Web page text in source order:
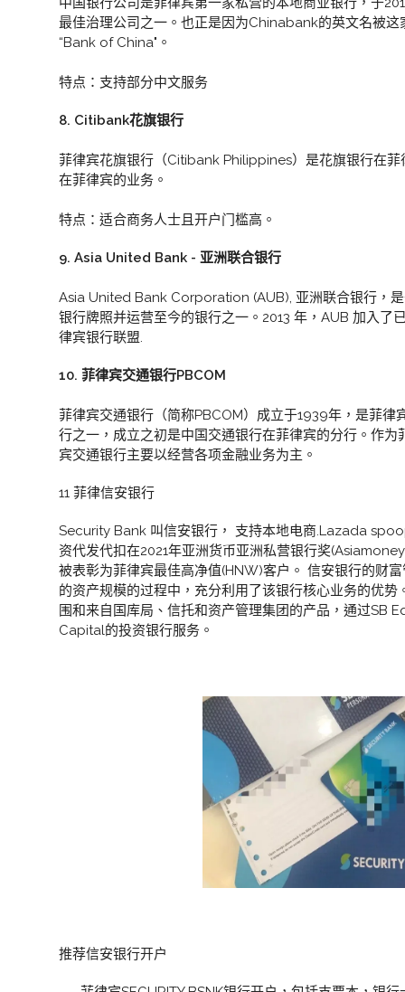
最佳治理公司之一。也正是因为Chinabank的英文名被
“Bank of China"。
特点：支持部分中文服务
8. Citibank花旗银行
菲律宾花旗银行（Citibank Philippines）是花旗银行在
在菲律宾的业务。
特点：适合商务人士且开户门槛高。
9. Asia United Bank - 亚洲联合银行
Asia United Bank Corporation (AUB), 亚洲联合银行，
银行牌照并运营至今的银行之一。2013 年，AUB 加入了
律宾银行联盟.
10. 菲律宾交通银行PBCOM
菲律宾交通银行（简称PBCOM）成立于1939年，是菲律
行之一，成立之初是中国交通银行在菲律宾的分行。作
宾交通银行主要以经营各项金融业务为主。
11 菲律信安银行
Security Bank 叫信安银行， 支持本地电商.Lazada
资代发代扣在2021年亚洲货币亚洲私营银行奖
被表彰为菲律宾最佳高净值(HNW)客户。 信安银行的财
的资产规模的过程中，充分利用了该银行核心业务的优
围和来自国库局、信托和资产管理集团的产品，通过SB
Capital的投资银行服务。
推荐信安银行开户